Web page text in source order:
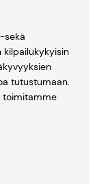
sekä
tutustumaan.
toimitamme